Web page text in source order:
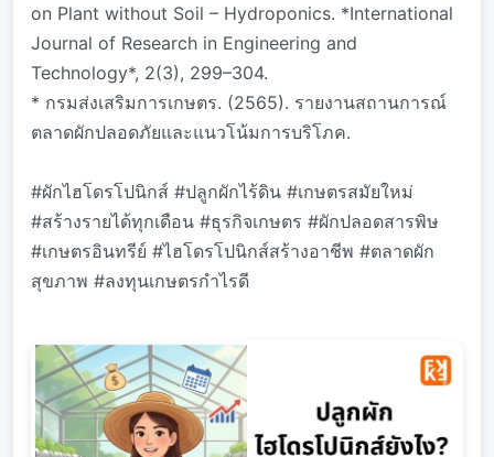
on Plant without Soil – Hydroponics. *International
Journal of Research in Engineering and
Technology*, 2(3), 299–304.
* กรมส่งเสริมการเกษตร. (2565). รายงานสถานการณ์
ตลาดผักปลอดภัยและแนวโน้มการบริโภค.
#ผักไฮโดรโปนิกส์ #ปลูกผักไร้ดิน #เกษตรสมัยใหม่
#สร้างรายได้ทุกเดือน #ธุรกิจเกษตร #ผักปลอดสารพิษ
#เกษตรอินทรีย์ #ไฮโดรโปนิกส์สร้างอาชีพ #ตลาดผัก
สุขภาพ #ลงทุนเกษตรกำไรดี